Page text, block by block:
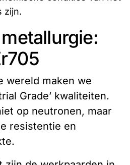
zijn.
wereld maken we
Grade’ kwaliteiten.
op neutronen, maar
resistentie en